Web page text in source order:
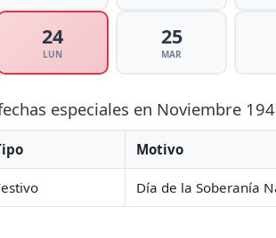
24
LUN
25
MAR
especiales en Noviembre
Motivo
Día de la Soberanía